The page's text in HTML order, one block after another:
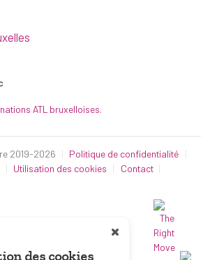
ATL bruxelloises.
2019-2026
Politique de confidentialité
Utilisation des cookies
Contact
des cookies